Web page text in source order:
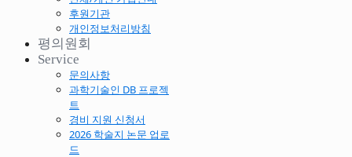
후원기관
개인정보처리방침
평의원회
Service
문의사항
과학기술인 DB 프로젝
트
경비 지원 신청서
2026 학술지 논문 업로
드